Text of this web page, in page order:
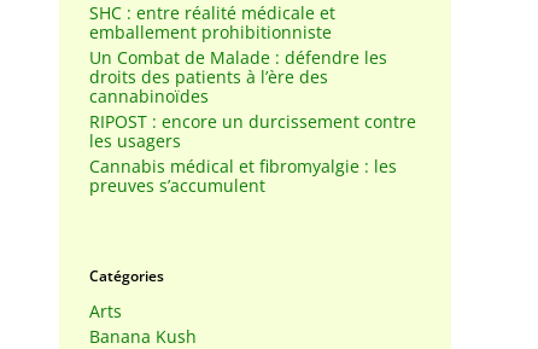
SHC : entre réalité médicale et
emballement prohibitionniste
Un Combat de Malade : défendre les
droits des patients à l’ère des
cannabinoïdes
RIPOST : encore un durcissement contre
les usagers
Cannabis médical et fibromyalgie : les
preuves s’accumulent
Catégories
Arts
Banana Kush